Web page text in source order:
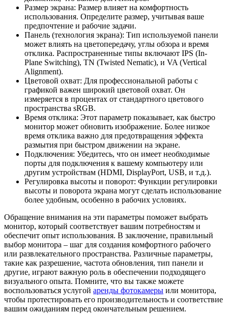
Размер экрана: Размер влияет на комфортность
использования. Определите размер, учитывая ваше
предпочтение и рабочие задачи.
Панель (технология экрана): Тип используемой панели
может влиять на цветопередачу, углы обзора и время
отклика. Распространенные типы включают IPS (In-
Plane Switching), TN (Twisted Nematic), и VA (Vertical
Alignment).
Цветовой охват: Для профессиональной работы с
графикой важен широкий цветовой охват. Он
измеряется в процентах от стандартного цветового
пространства sRGB.
Время отклика: Этот параметр показывает, как быстро
монитор может обновить изображение. Более низкое
время отклика важно для предотвращения эффекта
размытия при быстром движении на экране.
Подключения: Убедитесь, что он имеет необходимые
порты для подключения к вашему компьютеру или
другим устройствам (HDMI, DisplayPort, USB, и т.д.).
Регулировка высоты и поворот: Функции регулировки
высоты и поворота экрана могут сделать использование
более удобным, особенно в рабочих условиях.
Обращение внимания на эти параметры поможет выбрать
монитор, который соответствует вашим потребностям и
обеспечит опыт использования. В заключение, правильный
выбор монитора – шаг для создания комфортного рабочего
или развлекательного пространства. Различные параметры,
такие как разрешение, частота обновления, тип панели и
другие, играют важную роль в обеспечении подходящего
визуального опыта. Помните, что вы также можете
воспользоваться услугой аренды фотокамеры или монитора,
чтобы протестировать его производительность и соответствие
вашим ожиданиям перед окончательным решением.